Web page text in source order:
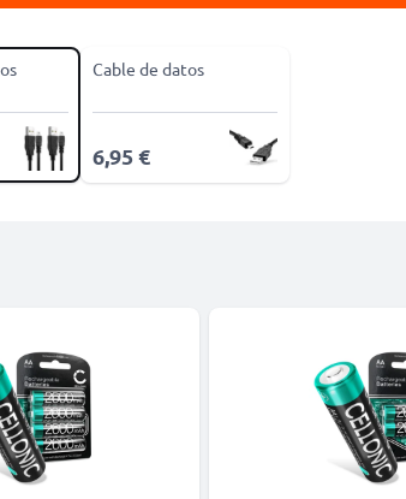
Cable de datos
6,95 €